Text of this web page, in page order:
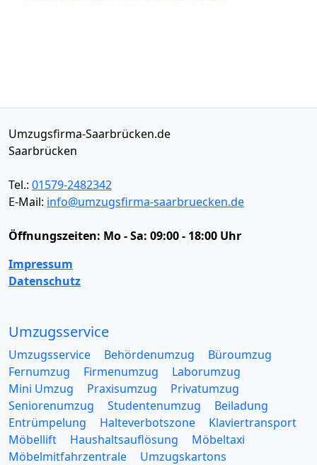
Umzugsfirma-Saarbrücken.de
Saarbrücken
Tel.: 01579-2482342
E-Mail: info@umzugsfirma-saarbruecken.de
Öffnungszeiten: Mo - Sa: 09:00 - 18:00 Uhr
Impressum
Datenschutz
Umzugsservice
Umzugsservice Behördenumzug
Büroumzug
Fernumzug
Firmenumzug
Laborumzug
Mini Umzug
Praxisumzug
Privatumzug
Seniorenumzug
Studentenumzug
Beiladung
Entrümpelung
Halteverbotszone
Klaviertransport
Möbellift
Haushaltsauflösung
Möbeltaxi
Möbelmitfahrzentrale
Umzugskartons